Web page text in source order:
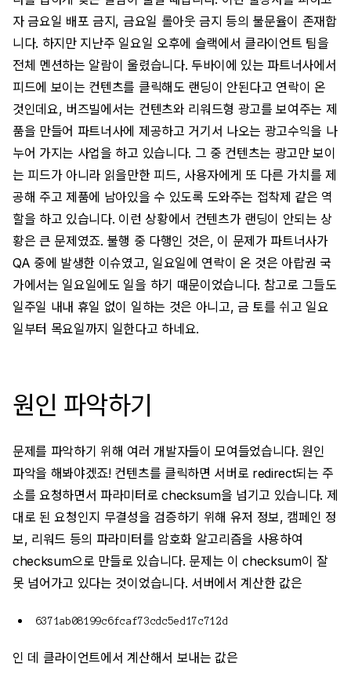
자 금요일 배포 금지, 금요일 롤아웃 금지 등의 불문율이 존재합
니다. 하지만 지난주 일요일 오후에 슬랙에서 클라이언트 팀을
전체 멘션하는 알람이 울렸습니다. 두바이에 있는 파트너사에서
피드에 보이는 컨텐츠를 클릭해도 랜딩이 안된다고 연락이 온
것인데요, 버즈빌에서는 컨텐츠와 리워드형 광고를 보여주는 제
품을 만들어 파트너사에 제공하고 거기서 나오는 광고수익을 나
누어 가지는 사업을 하고 있습니다. 그 중 컨텐츠는 광고만 보이
는 피드가 아니라 읽을만한 피드, 사용자에게 또 다른 가치를 제
공해 주고 제품에 남아있을 수 있도록 도와주는 접착제 같은 역
할을 하고 있습니다. 이런 상황에서 컨텐츠가 랜딩이 안되는 상
황은 큰 문제였죠. 불행 중 다행인 것은, 이 문제가 파트너사가
QA 중에 발생한 이슈였고, 일요일에 연락이 온 것은 아랍권 국
가에서는 일요일에도 일을 하기 때문이었습니다. 참고로 그들도
일주일 내내 휴일 없이 일하는 것은 아니고, 금 토를 쉬고 일요
일부터 목요일까지 일한다고 하네요.
원인 파악하기
문제를 파악하기 위해 여러 개발자들이 모여들었습니다. 원인
파악을 해봐야겠죠! 컨텐츠를 클릭하면 서버로 redirect되는 주
소를 요청하면서 파라미터로 checksum을 넘기고 있습니다. 제
대로 된 요청인지 무결성을 검증하기 위해 유저 정보, 캠페인 정
보, 리워드 등의 파라미터를 암호화 알고리즘을 사용하여
checksum으로 만들로 있습니다. 문제는 이 checksum이 잘
못 넘어가고 있다는 것이었습니다. 서버에서 계산한 값은
6371ab08199c6fcaf73cdc5ed17c712d
인 데 클라이언트에서 계산해서 보내는 값은